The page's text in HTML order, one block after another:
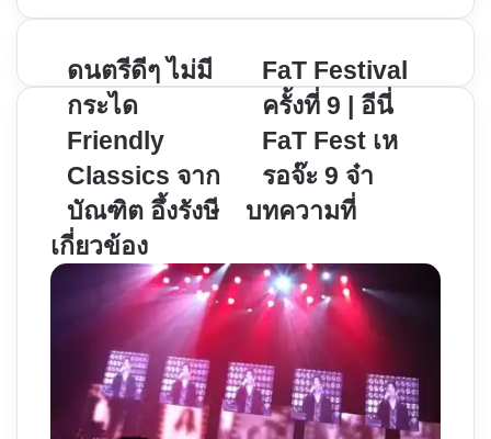
ดนตรี
ดีๆ
ไม่มี
กระได
Friendly
Classics
จาก
บัณฑิต
ดนตรีดีๆ ไม่มี
กระได
Friendly
Classics จาก
บัณฑิต อึ้งรังษี
FaT
Festival
ครั้ง
ที่
9
|
FaT
Fest
เห
รอ
จ๊ะ
9
FaT Festival
ครั้งที่ 9 | อีนี่
FaT Fest เห
รอจ๊ะ 9 จ๋า
บทความที่
เกี่ยวข้อง